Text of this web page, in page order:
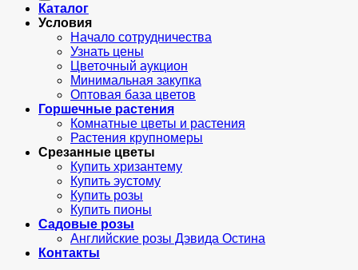
Каталог
Условия
Начало сотрудничества
Узнать цены
Цветочный аукцион
Минимальная закупка
Оптовая база цветов
Горшечные растения
Комнатные цветы и растения
Растения крупномеры
Срезанные цветы
Купить хризантему
Купить эустому
Купить розы
Купить пионы
Садовые розы
Английские розы Дэвида Остина
Контакты